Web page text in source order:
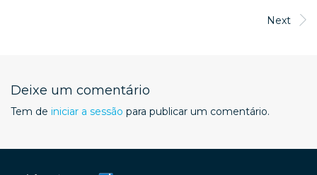
Next
Deixe um comentário
Tem de iniciar a sessão para publicar um comentário.